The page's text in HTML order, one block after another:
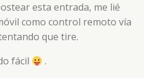
esta entrada, me lié
como control remoto vía
que tire.
fácil
.